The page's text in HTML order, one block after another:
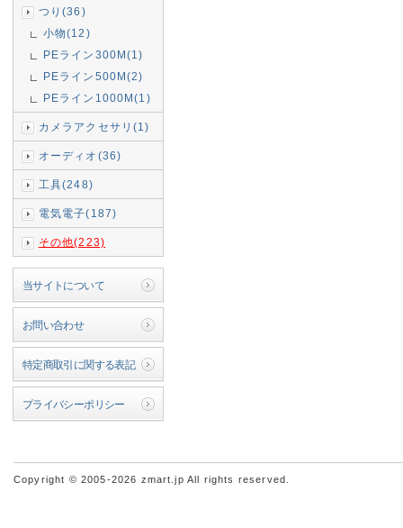
つり(36)
小物(12)
PEライン300M(1)
PEライン500M(2)
PEライン1000M(1)
カメラアクセサリ(1)
オーディオ(36)
工具(248)
電気電子(187)
その他(223)
当サイトについて
お問い合わせ
特定商取引に関する表記
プライバシーポリシー
Copyright © 2005-2026 zmart.jp All rights reserved.